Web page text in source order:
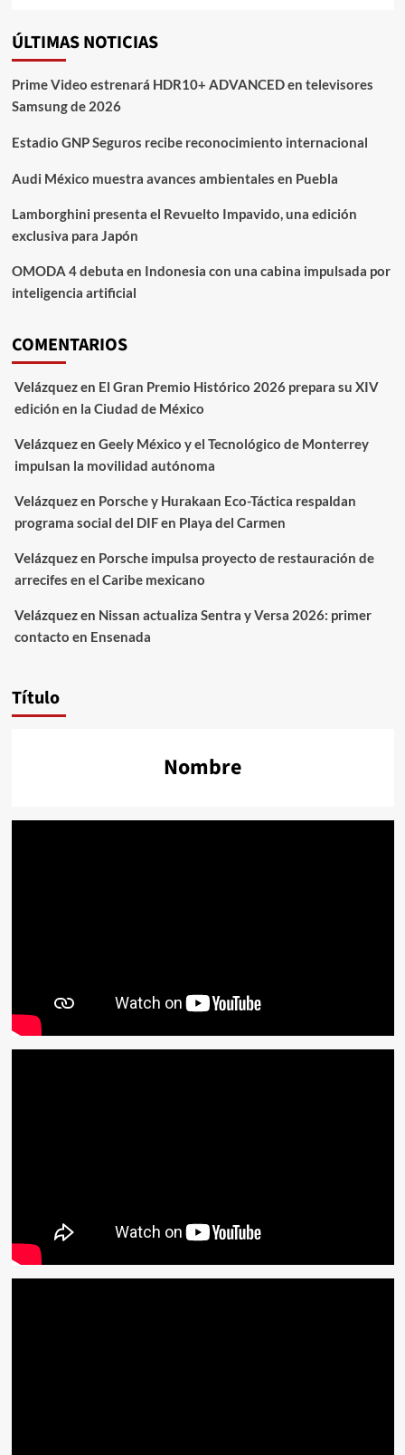
ÚLTIMAS NOTICIAS
Prime Video estrenará HDR10+ ADVANCED en televisores
Samsung de 2026
Estadio GNP Seguros recibe reconocimiento internacional
Audi México muestra avances ambientales en Puebla
Lamborghini presenta el Revuelto Impavido, una edición
exclusiva para Japón
OMODA 4 debuta en Indonesia con una cabina impulsada por
inteligencia artificial
COMENTARIOS
Velázquezen El Gran Premio Histórico 2026 prepara su XIV
edición en la Ciudad de México
Velázquezen Geely México y el Tecnológico de Monterrey
impulsan la movilidad autónoma
Velázquezen Porsche y Hurakaan Eco-Táctica respaldan
programa social del DIF en Playa del Carmen
Velázquezen Porsche impulsa proyecto de restauración de
arrecifes en el Caribe mexicano
Velázquezen Nissan actualiza Sentra y Versa 2026: primer
contacto en Ensenada
Título
Nombre